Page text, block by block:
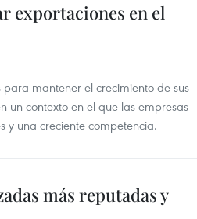
exportaciones en el
mantener el crecimiento de sus
un contexto en el que las empresas
y una creciente competencia.
más reputadas y